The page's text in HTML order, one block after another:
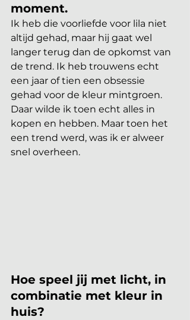
moment.
Ik heb die voorliefde voor lila niet
altijd gehad, maar hij gaat wel
langer terug dan de opkomst van
de trend. Ik heb trouwens echt
een jaar of tien een obsessie
gehad voor de kleur mintgroen.
Daar wilde ik toen echt alles in
kopen en hebben. Maar toen het
een trend werd, was ik er alweer
snel overheen.
Hoe speel jij met licht, in
combinatie met kleur in
huis?